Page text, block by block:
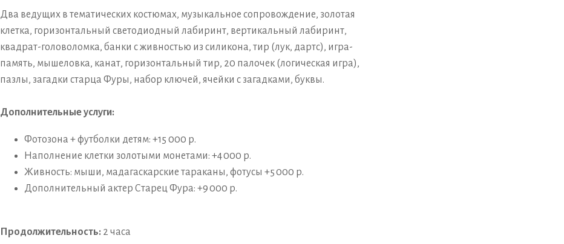
Два ведущих в тематических костюмах, музыкальное сопровождение, золотая
клетка, горизонтальный светодиодный лабиринт, вертикальный лабиринт,
квадрат-головоломка, банки с живностью из силикона, тир (лук, дартс), игра-
память, мышеловка, канат, горизонтальный тир, 20 палочек (логическая игра),
пазлы, загадки старца Фуры, набор ключей, ячейки с загадками, буквы.
Дополнительные услуги:
Фотозона + футболки детям: +15 000 р.
Наполнение клетки золотыми монетами: +4 000 р.
Живность: мыши, мадагаскарские тараканы, фотусы +5 000 р.
Дополнительный актер Старец Фура: +9 000 р.
Продолжительность: 2 часа